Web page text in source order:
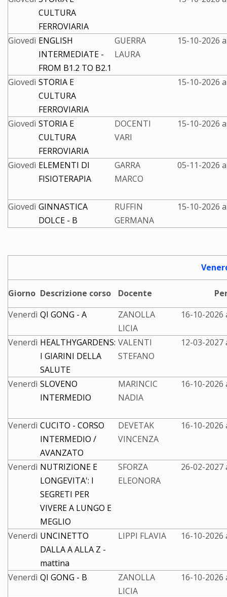
CULTURA
FERROVIARIA
Giovedì ENGLISH
INTERMEDIATE -
FROM B1.2 TO B2.1
GUERRA
LAURA
15-10-2026
Giovedì STORIA E
CULTURA
FERROVIARIA
15-10-2026
Giovedì STORIA E
CULTURA
FERROVIARIA
DOCENTI
VARI
15-10-2026
Giovedì ELEMENTI DI
FISIOTERAPIA
GARRA
MARCO
05-11-2026
Giovedì GINNASTICA
DOLCE - B
RUFFIN
GERMANA
15-10-2026
Giorno Descrizione corso Docente
Venerdì QI GONG - A
ZANOLLA
LICIA
16-10-2026
Venerdì HEALTHYGARDENS:
I GIARINI DELLA
SALUTE
VALENTI
STEFANO
12-03-2027
Venerdì SLOVENO
INTERMEDIO
MARINCIC
NADIA
16-10-2026
Venerdì CUCITO - CORSO
INTERMEDIO /
AVANZATO
DEVETAK
VINCENZA
16-10-2026
Venerdì NUTRIZIONE E
LONGEVITA': I
SEGRETI PER
VIVERE A LUNGO E
MEGLIO
SFORZA
ELEONORA
26-02-2027
Venerdì UNCINETTO
DALLA A ALLA Z -
mattina
LIPPI FLAVIA 16-10-2026
Venerdì QI GONG - B
ZANOLLA
LICIA
16-10-2026